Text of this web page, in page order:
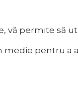
vă permite să
medie pentru a